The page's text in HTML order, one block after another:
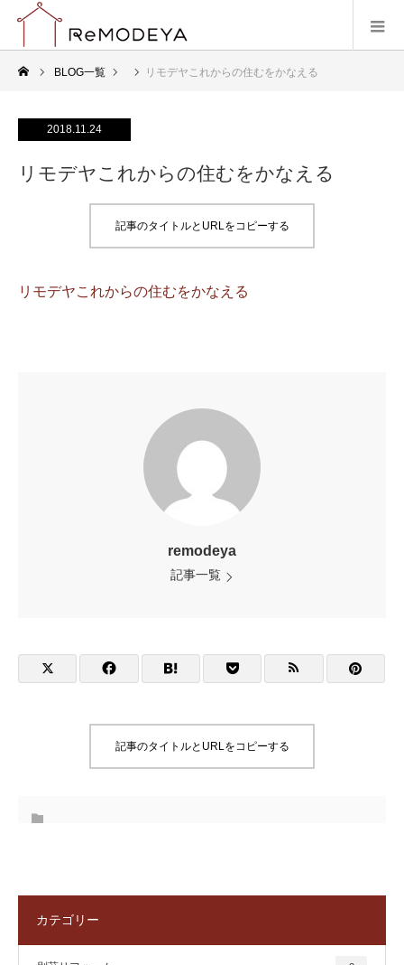
BLOG一覧 リモデヤこれからの住むをかなえる
2018.11.24
リモデヤこれからの住むをかなえる
記事のタイトルとURLをコピーする
リモデヤこれからの住むをかなえる
remodeya
記事一覧
記事のタイトルとURLをコピーする
カテゴリー